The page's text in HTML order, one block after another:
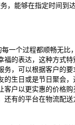
，能够在指定时间到
一个过程都顺畅无比
的表达，这种方式
务，可以根据客户的
生日或是节日聚会
户以更实惠的价格
有的平台在物流配